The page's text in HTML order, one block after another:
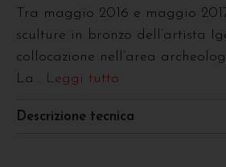
Tra maggio 2016 e maggio
sculture in bronzo dell’artista
collocazione nell’area
La... Leggi tutto
Descrizione tecnica